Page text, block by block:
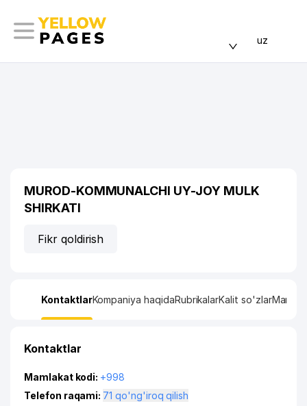
uz
MUROD-KOMMUNALCHI UY-JOY MULK
SHIRKATI
Fikr qoldirish
KontaktlarKompaniya haqidaRubrikalarKalit so'zlarManzil
Kontaktlar
Mamlakat kodi: +998
Telefon raqami:
71 qo'ng'iroq qilish